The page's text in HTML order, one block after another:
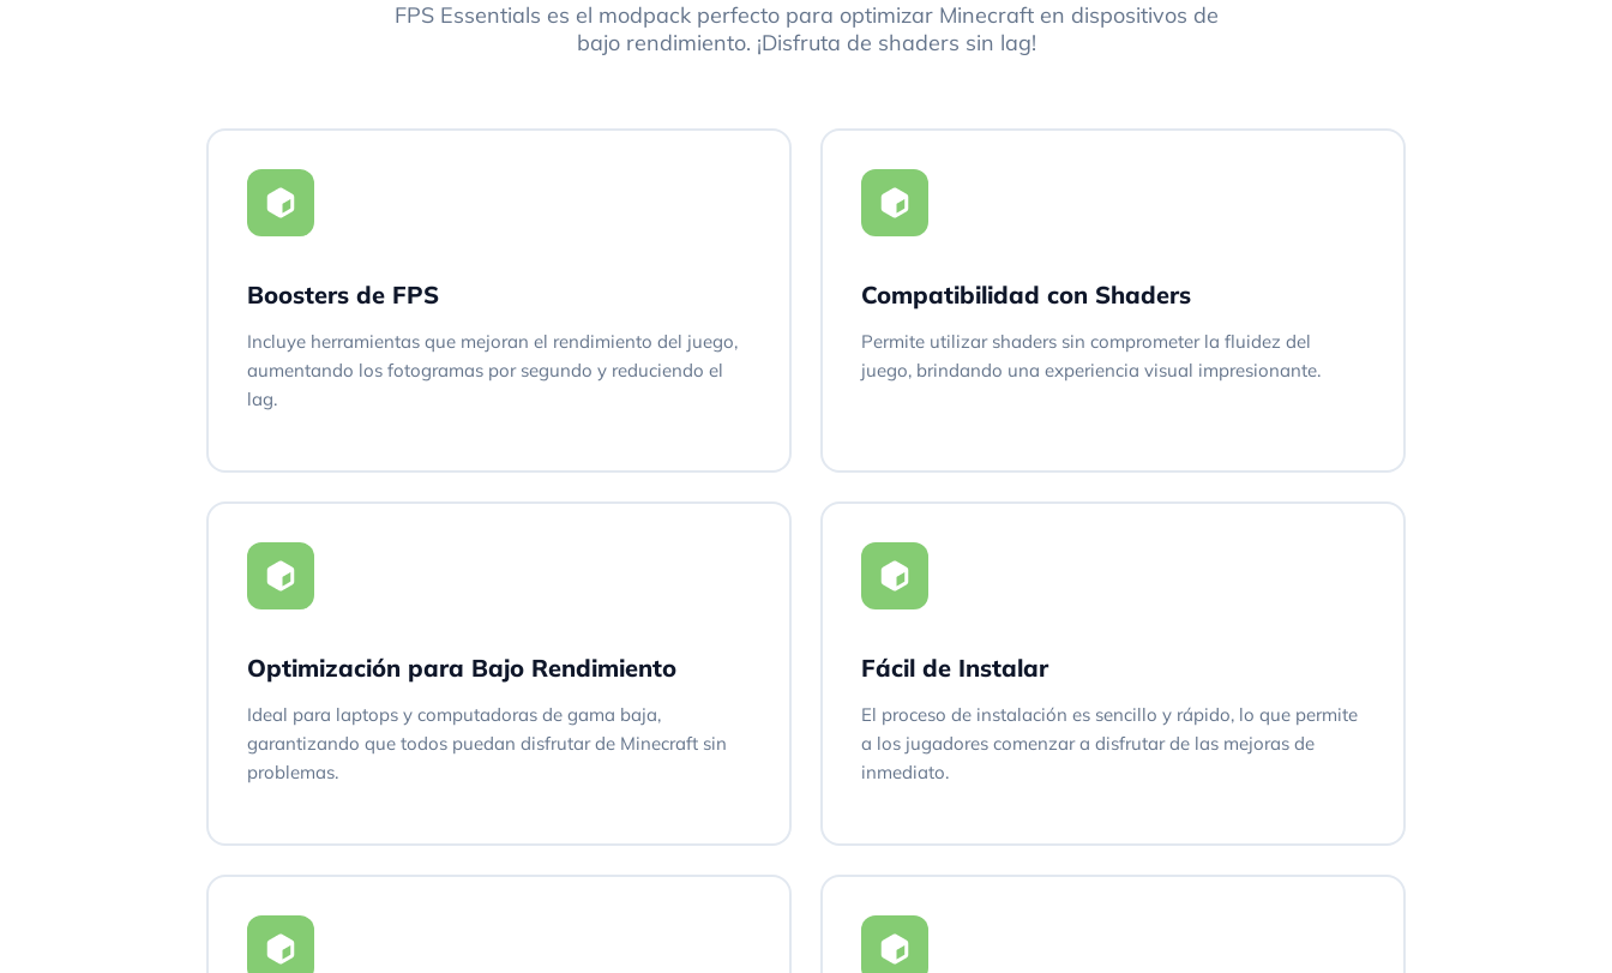
FPS Essentials es el modpack perfecto para optimizar Minecraft en dispositivos de
bajo rendimiento. ¡Disfruta de shaders sin lag!
Boosters de FPS
Incluye herramientas que mejoran el rendimiento del juego,
aumentando los fotogramas por segundo y reduciendo el
lag.
Compatibilidad con Shaders
Permite utilizar shaders sin comprometer la fluidez del
juego, brindando una experiencia visual impresionante.
Optimización para Bajo Rendimiento
Ideal para laptops y computadoras de gama baja,
garantizando que todos puedan disfrutar de Minecraft sin
problemas.
Fácil de Instalar
El proceso de instalación es sencillo y rápido, lo que permite
a los jugadores comenzar a disfrutar de las mejoras de
inmediato.